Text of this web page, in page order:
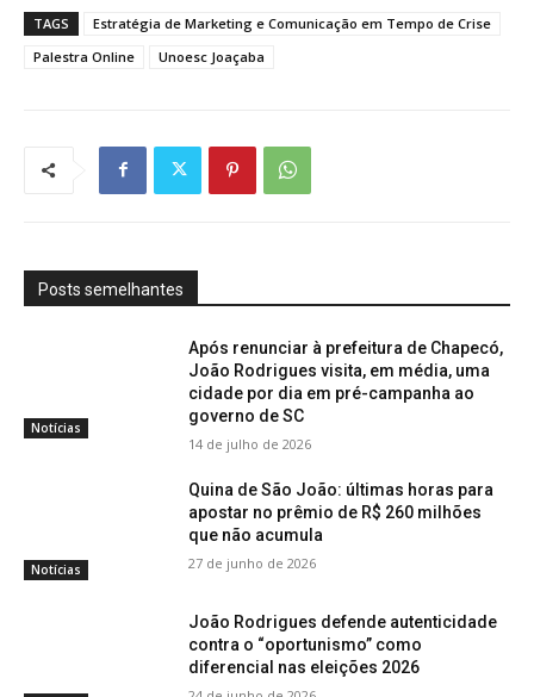
TAGS
Estratégia de Marketing e Comunicação em Tempo de Crise
Palestra Online
Unoesc Joaçaba
Posts semelhantes
Notícias
Após renunciar à prefeitura de Chapecó,
João Rodrigues visita, em média, uma
cidade por dia em pré-campanha ao
governo de SC
14 de julho de 2026
Notícias
Quina de São João: últimas horas para
apostar no prêmio de R$ 260 milhões
que não acumula
27 de junho de 2026
João Rodrigues defende autenticidade
contra o “oportunismo” como
diferencial nas eleições 2026